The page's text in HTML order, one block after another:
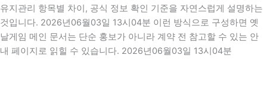
유지관리 항목별 차이, 공식 정보 확인 기준을 자연스럽게 설명하는
것입니다. 2026년06월03일 13시04분 이런 방식으로 구성하면 옛
날게임 메인 문서는 단순 홍보가 아니라 계약 전 참고할 수 있는 안
내 페이지로 읽힐 수 있습니다. 2026년06월03일 13시04분